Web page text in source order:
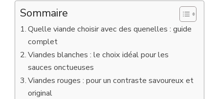
Sommaire
Quelle viande choisir avec des quenelles : guide
complet
Viandes blanches : le choix idéal pour les
sauces onctueuses
Viandes rouges : pour un contraste savoureux et
original